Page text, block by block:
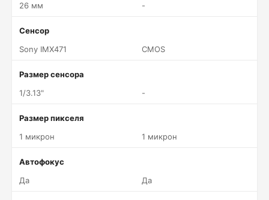
26 мм
-
Сенсор
Sony IMX471
CMOS
Размер сенсора
1/3.13"
-
Размер пикселя
1 микрон
1 микрон
Автофокус
Да
Да